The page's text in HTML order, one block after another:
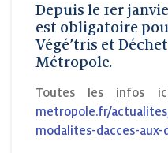
Depuis le 1er
est obligatoire
Végé’tris et
Métropole.
Toutes les infos
metropole.fr/
modalites-dacces-